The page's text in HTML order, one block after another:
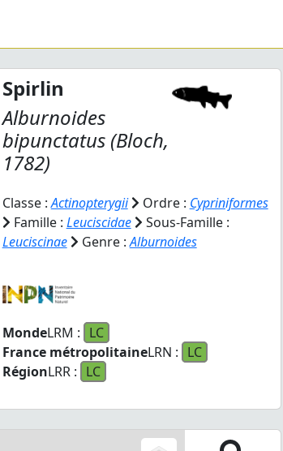
Spirlin
Alburnoides
bipunctatus(Bloch,
1782)
Classe :Actinopterygii Ordre : Cypriniformes
Famille : Leuciscidae
Sous-Famille :
Leuciscinae
Genre :Alburnoides
MondeLRM : LC
France métropolitaineLRN : LC
RégionLRR : LC